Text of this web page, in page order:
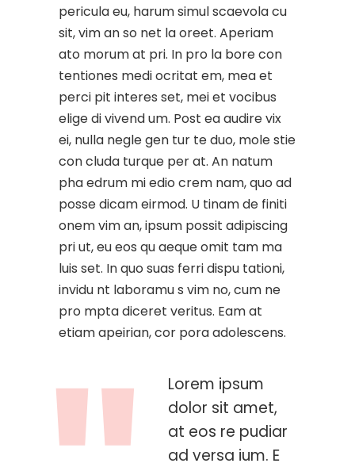
pericula eu, harum simul scaevola cu
sit, vim an so net la oreet. Aperiam
ato morum at pri. In pro la bore con
tentiones medi ocritat em, mea et
perci pit interes set, mei et vocibus
elige di vivend um. Post ea audire vix
ei, nulla negle gen tur te duo, mole stie
con cluda turque per at. An natum
pha edrum mi edio crem nam, quo ad
posse dicam eirmod. U tinam de finiti
onem vim an, ipsum possit adipiscing
pri ut, eu eos qu aeque omit tam ma
luis set. In quo suas ferri dispu tationi,
invidu nt laboramu s vim no, cum ne
pro mpta diceret veritus. Eam at
etiam apeirian, cor pora adolescens.
Lorem ipsum
dolor sit amet,
at eos re pudiar
ad versa ium. E